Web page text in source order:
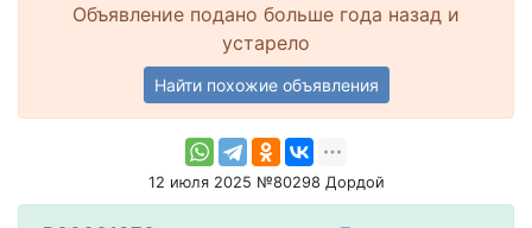
Объявление подано больше года назад и
устарело
Найти похожие объявления
12 июля 2025 №80298 Дордой